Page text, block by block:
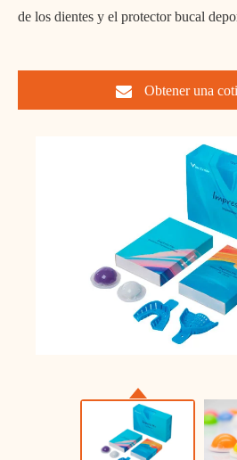
de los dientes y el protector bucal
Obtener una